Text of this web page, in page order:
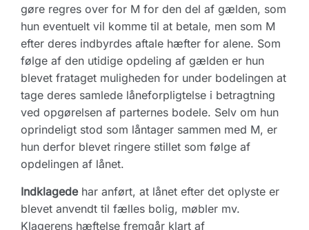
gøre regres over for M for den del af gælden, som
hun eventuelt vil komme til at betale, men som M
efter deres indbyrdes aftale hæfter for alene. Som
følge af den utidige opdeling af gælden er hun
blevet frataget muligheden for under bodelingen at
tage deres samlede låneforpligtelse i betragtning
ved opgørelsen af parternes bodele. Selv om hun
oprindeligt stod som låntager sammen med M, er
hun derfor blevet ringere stillet som følge af
opdelingen af lånet.
Indklagedehar anført, at lånet efter det oplyste er
blevet anvendt til fælles bolig, møbler mv.
Klagerens hæftelse fremgår klart af